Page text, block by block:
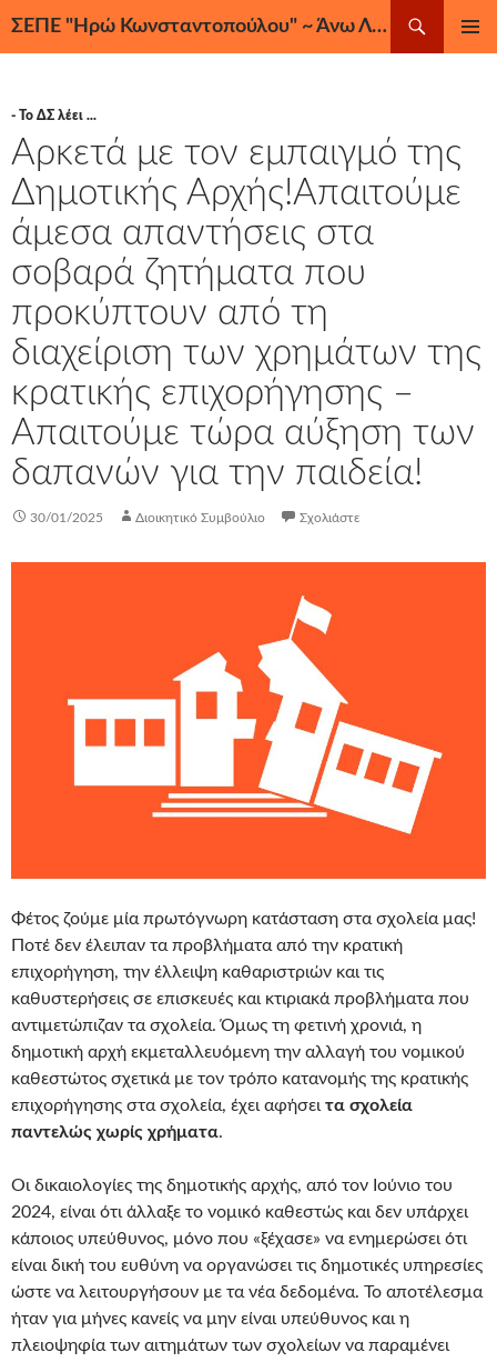
ΣΕΠΕ "Ηρώ Κωνσταντοπούλου" ~ Άνω Λιόσια, Ζεφύρι, Φυλή
- Το ΔΣ λέει ...
Αρκετά με τον εμπαιγμό της
Δημοτικής Αρχής!Απαιτούμε
άμεσα απαντήσεις στα
σοβαρά ζητήματα που
προκύπτουν από τη
διαχείριση των χρημάτων της
κρατικής επιχορήγησης –
Απαιτούμε τώρα αύξηση των
δαπανών για την παιδεία!
30/01/2025 Διοικητικό Συμβούλιο Σχολιάστε
Φέτος ζούμε μία πρωτόγνωρη κατάσταση στα σχολεία μας!
Ποτέ δεν έλειπαν τα προβλήματα από την κρατική
επιχορήγηση, την έλλειψη καθαριστριών και τις
καθυστερήσεις σε επισκευές και κτιριακά προβλήματα που
αντιμετώπιζαν τα σχολεία. Όμως τη φετινή χρονιά, η
δημοτική αρχή εκμεταλλευόμενη την αλλαγή του νομικού
καθεστώτος σχετικά με τον τρόπο κατανομής της κρατικής
επιχορήγησης στα σχολεία, έχει αφήσει τα σχολεία
παντελώς χωρίς χρήματα.
Οι δικαιολογίες της δημοτικής αρχής, από τον Ιούνιο του
2024, είναι ότι άλλαξε το νομικό καθεστώς και δεν υπάρχει
κάποιος υπεύθυνος, μόνο που «ξέχασε» να ενημερώσει ότι
είναι δική του ευθύνη να οργανώσει τις δημοτικές υπηρεσίες
ώστε να λειτουργήσουν με τα νέα δεδομένα. Το αποτέλεσμα
ήταν για μήνες κανείς να μην είναι υπεύθυνος και η
πλειοψηφία των αιτημάτων των σχολείων να παραμένει